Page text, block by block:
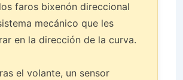
faros bixenón direccional
mecánico que les
en la dirección de la curva.
el volante, un sensor